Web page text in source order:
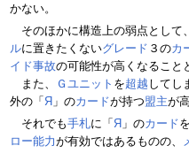
かない。
そのほかに構造上の弱点として、
ルに置きたくないグレード ３のカ
イド事故の可能性が高くなること
また、
Ｇユニット を超越 してし
外の「 Я 」のカードが持つ盟主が
それでも手札に「 Я 」のカードを
ロー能力が有効ではあるものの、